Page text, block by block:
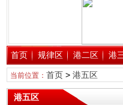
首页 规律区 港二区 港
当前位置： 首页> 港五区
港五区